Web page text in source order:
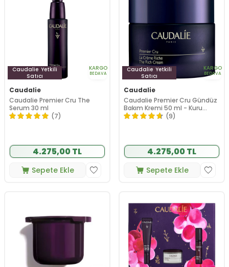
Caudalie Yetkili
Satıcı
KARGO
BEDAVA
Caudalie
Caudalie Premier Cru The
Serum 30 ml
(7)
4.275,00 TL
Sepete Ekle
Caudalie Yetkili
Satıcı
KARGO
BEDAVA
Caudalie
Caudalie Premier Cru Gündüz
Bakım Kremi 50 ml - Kuru
Ciltler
(9)
4.275,00 TL
Sepete Ekle